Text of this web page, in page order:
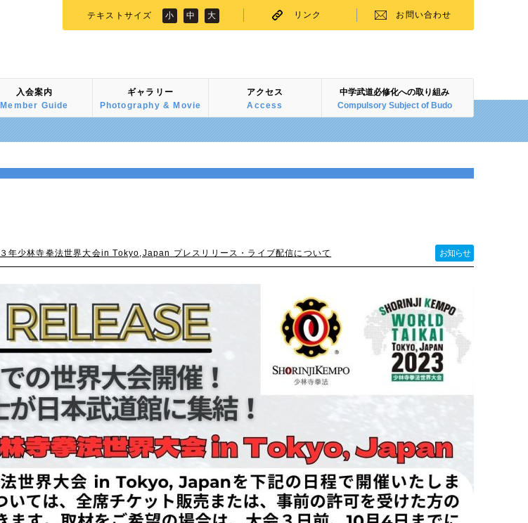
テキストサイズ 小 中 大 リンク お問い合わせ
入会案内
Member Guide
ギャラリー
Photography & Movie
アクセス
Access
中学武道必修化への取り組み
Compulsory Subject of Budo
年少林寺拳法世界大会in Tokyo,Japan プレスリリース・ライブ配信について お知らせ